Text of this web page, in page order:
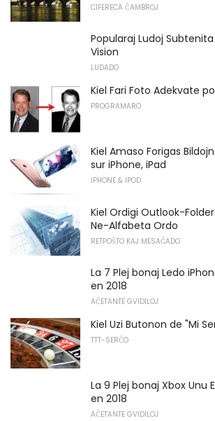
CIFERECA ĈAMBROJ
Popularaj Ludoj Subtenita
Vision
LUDADO
Kiel Fari Foto Adekvate
PROGRAMARO
Kiel Amaso Forigas
sur iPhone, iPad
IPHONE & IPOD
Kiel Ordigi Outlook-
Ne-Alfabeta Ordo
RETPOŜTO KAJ MESAĜADO
La 7 Plej bonaj Ledo
en 2018
AĈETANTE GVIDILOJ
Kiel Uzi Butonon de "Mi
TTT-SERĈO
La 9 Plej bonaj Xbox Unu
en 2018
AĈETANTE GVIDILOJ